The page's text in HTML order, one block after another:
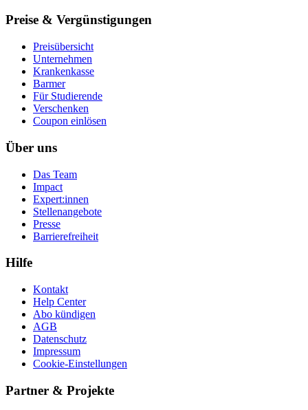
Preise & Vergünstigungen
Preisübersicht
Unternehmen
Krankenkasse
Barmer
Für Studierende
Ver­schen­ken
Coupon einlösen
Über uns
Das Team
Impact
Expert:innen
Stellenangebote
Presse
Barrierefreiheit
Hilfe
Kontakt
Help Center
Abo kündigen
AGB
Datenschutz
Impressum
Cookie-Einstellungen
Partner & Projekte